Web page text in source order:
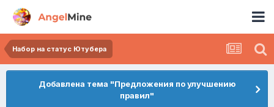
Набор на статус Ютубера
Добавлена тема "Предложения по улучшению
правил"